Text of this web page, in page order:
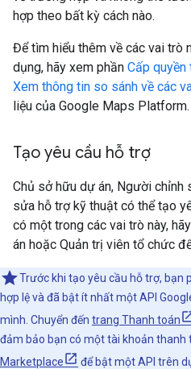
hợp theo bất kỳ cách nào.
Để tìm hiểu thêm về các vai trò
dụng, hãy xem phần Cấp quyền
Xem thông tin so sánh về các
liệu của Google Maps Platform.
Tạo yêu cầu hỗ trợ
Chủ sở hữu dự án, Người chỉnh
sửa hỗ trợ kỹ thuật có thể tạo
có một trong các vai trò này,
án hoặc Quản trị viên tổ chức
Trước khi tạo yêu cầu hỗ trợ, bạn
hợp lệ và đã bật ít nhất một API
mình. Chuyển đến trang Thanh toán
đảm bảo bạn có một tài khoản thanh
Marketplace
để bật một API trên